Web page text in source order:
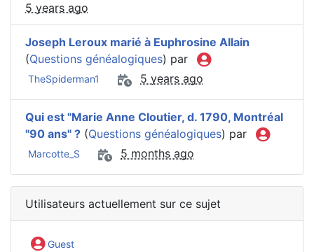
5 years ago
Joseph Leroux marié à Euphrosine Allain
(Questions généalogiques) par
TheSpiderman1 5 years ago
Qui est "Marie Anne Cloutier, d. 1790, Montréal
"90 ans" ? (Questions généalogiques) par
Marcotte_S 5 months ago
Utilisateurs actuellement sur ce sujet
Guest